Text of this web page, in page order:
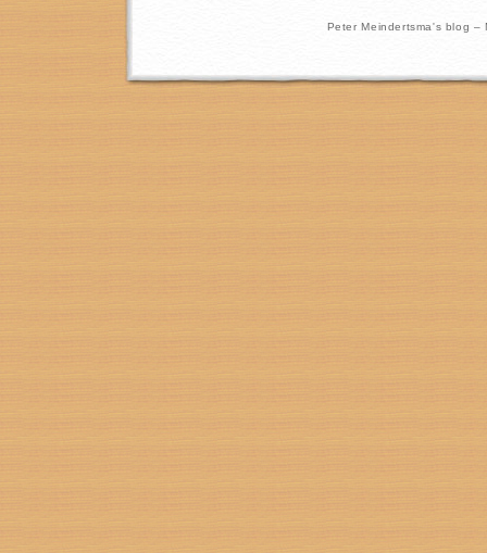
Peter Meindertsma's blog